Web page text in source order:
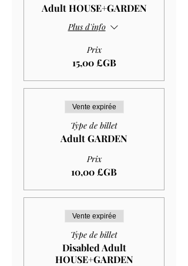
Adult HOUSE+GARDEN
Plus d'info
Prix
15,00 £GB
Vente expirée
Type de billet
Adult GARDEN
Prix
10,00 £GB
Vente expirée
Type de billet
Disabled Adult
HOUSE+GARDEN